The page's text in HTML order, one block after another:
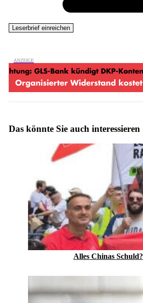
Das könnte Sie auch interessieren
Alles Chinas Schuld?